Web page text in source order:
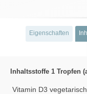
Eigenschaften
Inhaltsstoffe 1 Tropfen
Vitamin D3 vegetarisch